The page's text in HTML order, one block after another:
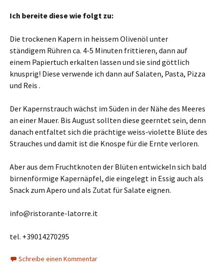
Ich bereite diese wie folgt zu:
Die trockenen Kapern in heissem Olivenöl unter
ständigem Rühren ca. 4-5 Minuten frittieren, dann auf
einem Papiertuch erkalten lassen und sie sind göttlich
knusprig! Diese verwende ich dann auf Salaten, Pasta, Pizza
und Reis .
Der Kapernstrauch wächst im Süden in der Nähe des Meeres
an einer Mauer. Bis August sollten diese geerntet sein, denn
danach entfaltet sich die prächtige weiss-violette Blüte des
Strauches und damit ist die Knospe für die Ernte verloren.
Aber aus dem Fruchtknoten der Blüten entwickeln sich bald
birnenförmige Kapernäpfel, die eingelegt in Essig auch als
Snack zum Apero und als Zutat für Salate eignen.
info@ristorante-latorre.it
tel. +39014270295
Schreibe einen Kommentar